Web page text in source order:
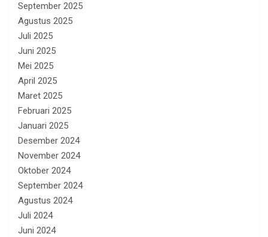
September 2025
Agustus 2025
Juli 2025
Juni 2025
Mei 2025
April 2025
Maret 2025
Februari 2025
Januari 2025
Desember 2024
November 2024
Oktober 2024
September 2024
Agustus 2024
Juli 2024
Juni 2024